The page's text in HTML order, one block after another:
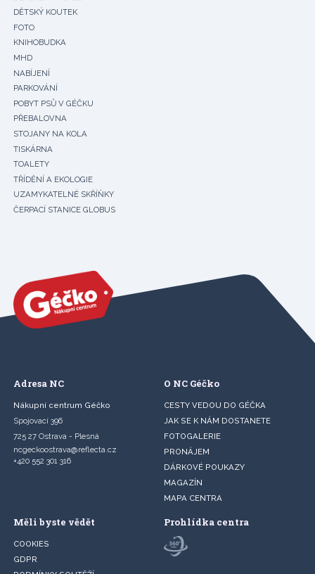
DĚTSKÝ KOUTEK
FOTO
KNIHOBUDKA
MHD
NABÍJENÍ
PARKOVÁNÍ
POBYT PSŮ V GÉČKU
PŘEBALOVNA
STOJANY NA KOLA
TISKÁRNA
TOALETY
TŘÍDĚNÍ A EKOLOGIE
UZAMYKATELNÉ SKŘÍŇKY
ČERPACÍ STANICE GLOBUS
Adresa NC
Nákupní centrum Géčko
Spojovací 396
725 27 Ostrava - Plesná
ncgeckoostrava@reflecta.cz
+420 552 301 316
O NC Géčko
CESTY VEDOU DO GÉČKA
JAK SE K NÁM DOSTANETE
FOTOGALERIE
PRONÁJEM
DÁRKOVÉ POUKAZY
MAGAZÍN
MAPA CENTRA
Měli byste vědět
COOKIES
GDPR
Prohlídka centra